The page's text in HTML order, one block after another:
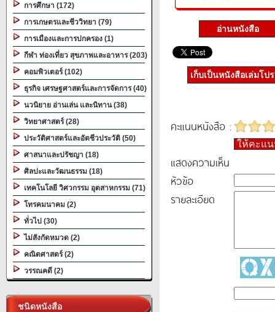
การศึกษา (172)
การเกษตรและชีววิทยา (79)
การเมืองและการปกครอง (1)
กีฬา ท่องเที่ยว สุขภาพและอาหาร (203)
คอมพิวเตอร์ (102)
ธุรกิจ เศรษฐศาสตร์และการจัดการ (40)
นวนิยาย อ่านเล่น และนิทาน (38)
วิทยาศาสตร์ (28)
ประวัติศาสตร์และอัตชีวประวัติ (50)
ศาสนาและปรัชญา (18)
ศิลปะและวัฒนธรรม (18)
เทคโนโลยี วิศวกรรม อุตสาหกรรม (71)
โทรคมนาคม (2)
ทั่วไป (30)
ไม่สังกัดหมวด (2)
คณิตศาสตร์ (2)
วรรณคดี (2)
ชนิดหนังสือ
อ่านหนังสือ
เก็บเป็นหนังสือเล่มโป
คะแนนหนังสือ :
ให้คะแ
แสดงความเห็น
หัวข้อ
รายละเอียด